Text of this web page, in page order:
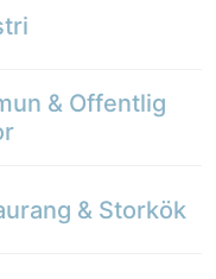
& Offentlig
& Storkök